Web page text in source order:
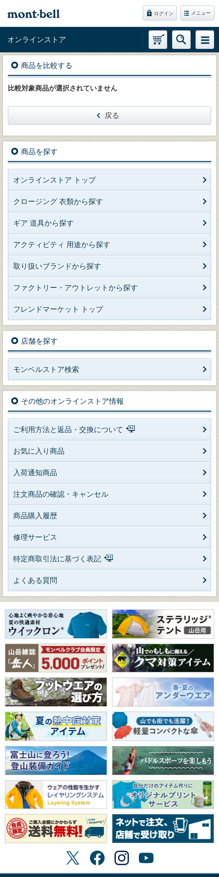
ログイン メニュー
オンラインストア
商品を比較する
比較対象商品が選択されていません
戻る
商品を探す
オンラインストア トップ
クロージング 衣類から探す
ギア 道具から探す
アクティビティ 用途から探す
取り扱いブランドから探す
ファクトリー・アウトレットから探す
フレンドマーケット トップ
店舗を探す
モンベルストア検索
その他のオンラインストア情報
ご利用方法と返品・交換について
お気に入り商品
入荷通知商品
注文商品の確認・キャンセル
商品購入履歴
修理サービス
特定商取引法に基づく表記
よくある質問